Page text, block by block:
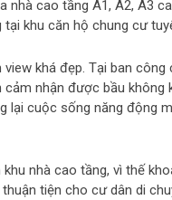
nhà cao tầng A1, A2, A3
khu căn hộ chung cư
khá đẹp. Tại ban công
nhận được bầu không
lại cuộc sống năng động
nhà cao tầng, vì thế
tiện cho cư dân di